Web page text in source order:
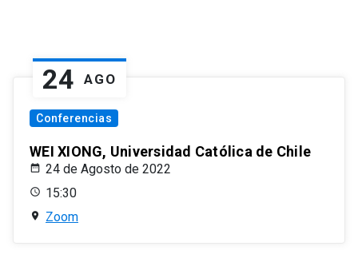
24 AGO
Conferencias
WEI XIONG, Universidad Católica de Chile
24 de Agosto de 2022
15:30
Zoom